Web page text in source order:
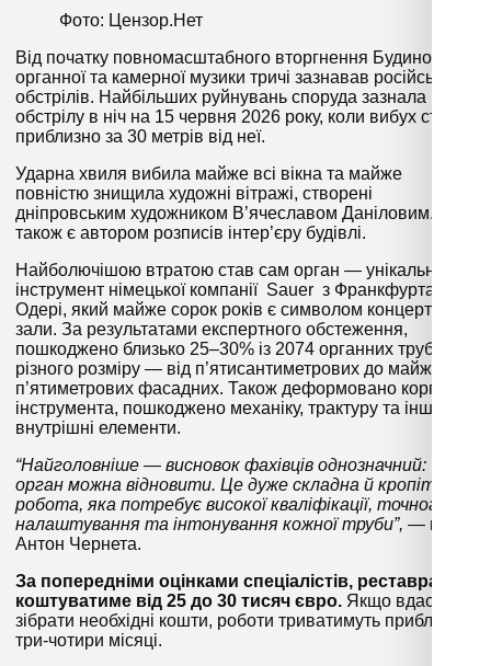
Фото: Цензор.Нет
Від початку повномасштабного вторгнення Будинок
органної та камерної музики тричі зазнавав російських
обстрілів. Найбільших руйнувань споруда зазнала після
обстрілу в ніч на 15 червня 2026 року, коли вибух стався
приблизно за 30 метрів від неї.
Ударна хвиля вибила майже всі вікна та майже
повністю знищила художні вітражі, створені
дніпровським художником В’ячеславом Даніловим. Він
також є автором розписів інтер’єру будівлі.
Найболючішою втратою став сам орган — унікальний
інструмент німецької компанії Sauer з Франкфурта-на-
Одері, який майже сорок років є символом концертної
зали. За результатами експертного обстеження,
пошкоджено близько 25–30% із 2074 органних труб
різного розміру — від п’ятисантиметрових до майже
п’ятиметрових фасадних. Також деформовано корпус
інструмента, пошкоджено механіку, трактуру та інші
внутрішні елементи.
“Найголовніше — висновок фахівців однозначний:
орган можна відновити. Це дуже складна й кропітка
робота, яка потребує високої кваліфікації, точного
налаштування та інтонування кожної труби”, — каже
Антон Чернета.
За попередніми оцінками спеціалістів, реставрація
коштуватиме від 25 до 30 тисяч євро. Якщо вдасться
зібрати необхідні кошти, роботи триватимуть приблизно
три-чотири місяці.